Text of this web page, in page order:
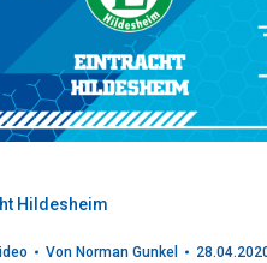
Hildesheim
Von Norman Gunkel